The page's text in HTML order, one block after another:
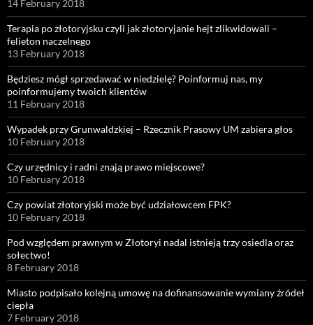
14 February 2018
Terapia po złotoryjsku czyli jak złotoryjanie hejt zlikwidowali –
felieton naczelnego
13 February 2018
Będziesz mógł sprzedawać w niedzielę? Poinformuj nas, my
poinformujemy twoich klientów
11 February 2018
Wypadek przy Grunwaldzkiej – Rzecznik Prasowy UM zabiera głos
10 February 2018
Czy urzędnicy i radni znają prawo miejscowe?
10 February 2018
Czy powiat złotoryjski może być udziałowcem FPK?
10 February 2018
Pod względem prawnym w Złotoryi nadal istnieją trzy osiedla oraz
sołectwo!
8 February 2018
Miasto podpisało kolejną umowę na dofinansowanie wymiany źródeł
ciepła
7 February 2018